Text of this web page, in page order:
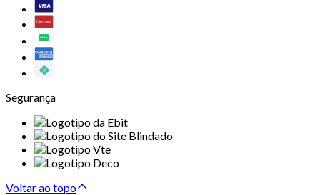
Segurança
Voltar ao topo